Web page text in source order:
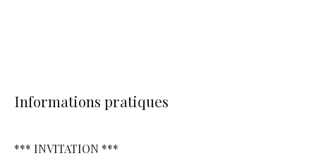
Informations pratiques
*** INVITATION ***